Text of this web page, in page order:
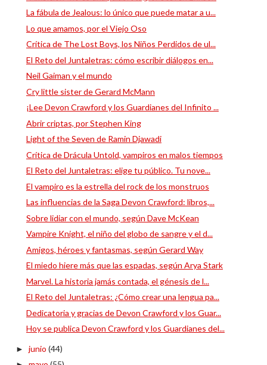
La fábula de Jealous: lo único que puede matar a u...
Lo que amamos, por el Viejo Oso
Crítica de The Lost Boys, los Niños Perdidos de ul...
El Reto del Juntaletras: cómo escribir diálogos en...
Neil Gaiman y el mundo
Cry little sister de Gerard McMann
¡Lee Devon Crawford y los Guardianes del Infinito ...
Abrir criptas, por Stephen King
Light of the Seven de Ramin Djawadi
Crítica de Drácula Untold, vampiros en malos tiempos
El Reto del Juntaletras: elige tu público. Tu nove...
El vampiro es la estrella del rock de los monstruos
Las influencias de la Saga Devon Crawford: libros,...
Sobre lidiar con el mundo, según Dave McKean
Vampire Knight, el niño del globo de sangre y el d...
Amigos, héroes y fantasmas, según Gerard Way
El miedo hiere más que las espadas, según Arya Stark
Marvel. La historia jamás contada, el génesis de l...
El Reto del Juntaletras: ¿Cómo crear una lengua pa...
Dedicatoria y gracias de Devon Crawford y los Guar...
Hoy se publica Devon Crawford y los Guardianes del...
► junio (44)